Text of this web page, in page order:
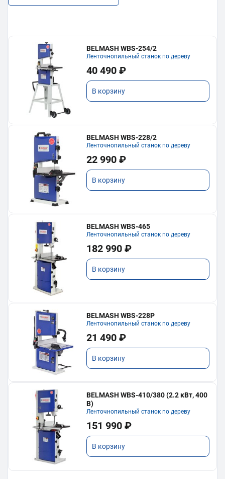
BELMASH WBS-254/2
Ленточнопильный станок по дереву
40 490 ₽
В корзину
BELMASH WBS-228/2
Ленточнопильный станок по дереву
22 990 ₽
В корзину
BELMASH WBS-465
Ленточнопильный станок по дереву
182 990 ₽
В корзину
BELMASH WBS-228P
Ленточнопильный станок по дереву
21 490 ₽
В корзину
BELMASH WBS-410/380 (2.2 кВт, 400
В)
Ленточнопильный станок по дереву
151 990 ₽
В корзину